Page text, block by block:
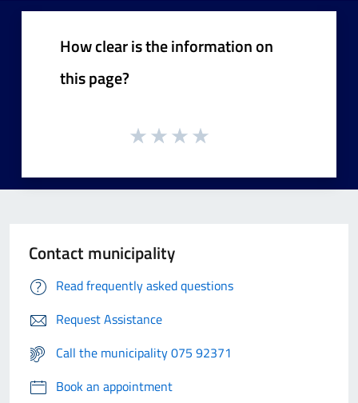
How clear is the information on
this page?
Contact municipality
Read frequently asked questions
Request Assistance
Call the municipality 075 92371
Book an appointment